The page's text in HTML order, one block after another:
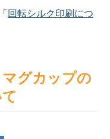
回転シルク印刷につ
グカップの